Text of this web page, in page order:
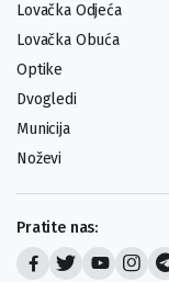
Lovačka Odjeća
Lovačka Obuća
Optike
Dvogledi
Municija
Noževi
Pratite nas: